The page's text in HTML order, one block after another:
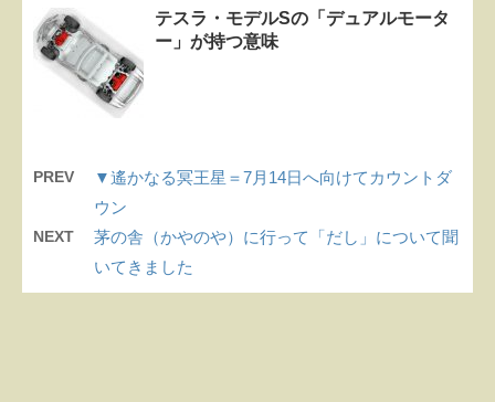
テスラ・モデルSの「デュアルモータ
ー」が持つ意味
PREV
▼遙かなる冥王星＝7月14日へ向けてカウントダ
ウン
NEXT
茅の舎（かやのや）に行って「だし」について聞
いてきました